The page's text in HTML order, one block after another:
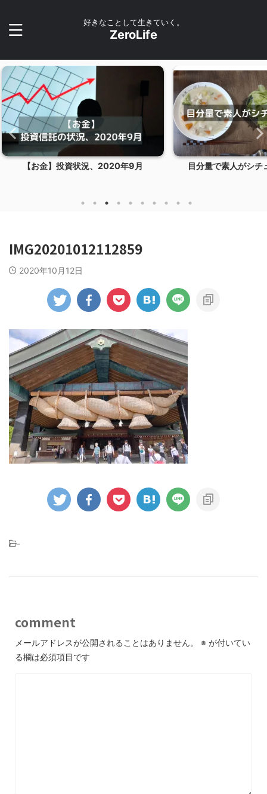
好きなことして生きていく。
ZeroLife
目分量で素人がシチュー作ってみた 【お金】
IMG20201012112859
2020年10月12日
-
comment
メールアドレスが公開されることはありません。 ※ が付いてい
る欄は必須項目です